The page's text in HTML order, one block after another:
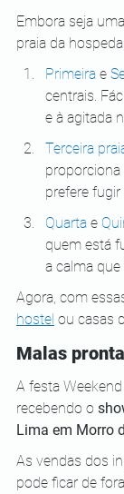
Embora seja
praia da
Primeira e
centrais.
e à agitada
Terceira
prefere
Quarta e
quem está
a calma
Agora, com
hostel ou casas
Malas
A festa
recebendo o
Lima em Morro
As vendas dos
pode ficar de